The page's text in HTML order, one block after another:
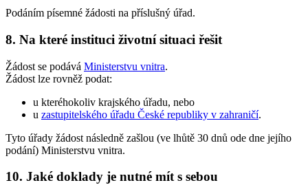
Podáním písemné žádosti na příslušný úřad.
8. Na které instituci životní situaci řešit
Žádost se podává Ministerstvu vnitra.
Žádost lze rovněž podat:
u kteréhokoliv krajského úřadu, nebo
u zastupitelského úřadu České republiky v zahraničí.
Tyto úřady žádost následně zašlou (ve lhůtě 30 dnů ode dne jejího
podání) Ministerstvu vnitra.
10. Jaké doklady je nutné mít s sebou